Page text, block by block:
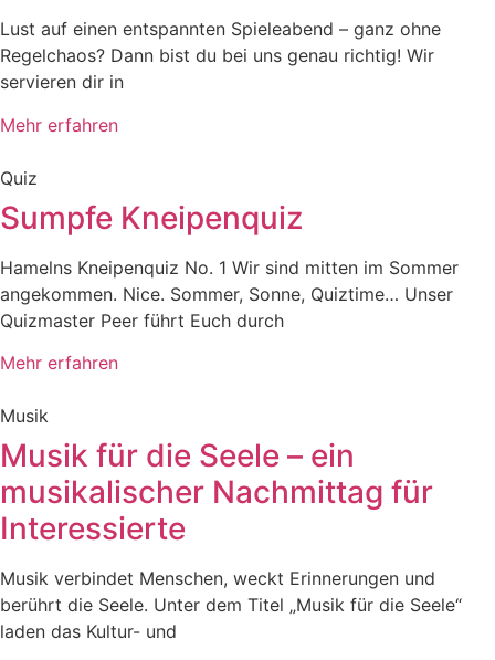
Lust auf einen entspannten Spieleabend – ganz ohne
Regelchaos? Dann bist du bei uns genau richtig! Wir
servieren dir in
Mehr erfahren
Quiz
Sumpfe Kneipenquiz
Hamelns Kneipenquiz No. 1 Wir sind mitten im Sommer
angekommen. Nice. Sommer, Sonne, Quiztime… Unser
Quizmaster Peer führt Euch durch
Mehr erfahren
Musik
Musik für die Seele – ein
musikalischer Nachmittag für
Interessierte
Musik verbindet Menschen, weckt Erinnerungen und
berührt die Seele. Unter dem Titel „Musik für die Seele“
laden das Kultur- und